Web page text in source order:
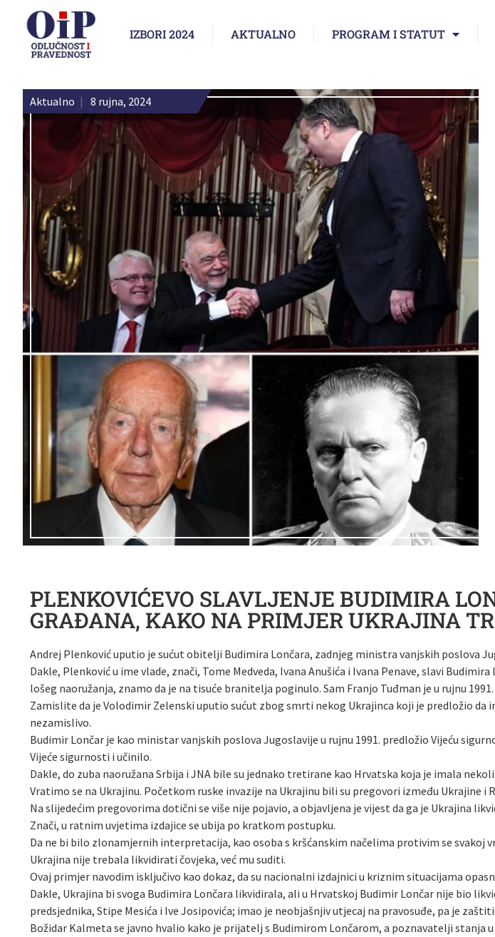
IZBORI 2024 AKTUALNO PROGRAM I STATUT
Aktualno | 8 rujna, 2024
PLENKOVIĆEVO SLAVLJENJE BUDIMIRA
GRAĐANA, KAKO NA PRIMJER UKRAJINA
Andrej Plenković uputio je sućut obitelji Budimira Lončara, zadnjeg ministra vanjskih poslova
Dakle, Plenković u ime vlade, znači, Tome Medveda, Ivana Anušića i Ivana Penave, slavi
lošeg naoružanja, znamo da je na tisuće branitelja poginulo. Sam Franjo Tuđman je u rujnu
Zamislite da je Volodimir Zelenski uputio sućut zbog smrti nekog Ukrajinca koji je predložio da
nezamislivo.
Budimir Lončar je kao ministar vanjskih poslova Jugoslavije u rujnu 1991. predložio Vijeću
Vijeće sigurnosti i učinilo.
Dakle, do zuba naoružana Srbija i JNA bile su jednako tretirane kao Hrvatska koja je imala
Vratimo se na Ukrajinu. Početkom ruske invazije na Ukrajinu bili su pregovori između Ukrajine i
Na slijedećim pregovorima dotični se više nije pojavio, a objavljena je vijest da ga je Ukrajina
Znači, u ratnim uvjetima izdajice se ubija po kratkom postupku.
Da ne bi bilo zlonamjernih interpretacija, kao osoba s kršćanskim načelima protivim se
Ukrajina nije trebala likvidirati čovjeka, već mu suditi.
Ovaj primjer navodim isključivo kao dokaz, da su nacionalni izdajnici u kriznim situacijama
Dakle, Ukrajina bi svoga Budimira Lončara likvidirala, ali u Hrvatskoj Budimir Lončar nije bio
predsjednika, Stipe Mesića i Ive Josipovića; imao je neobjašnjiv utjecaj na pravosuđe, pa je
Božidar Kalmeta se javno hvalio kako je prijatelj s Budimirom Lončarom, a poznavatelji stanja